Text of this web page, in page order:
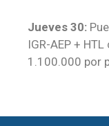
Jueves 30:
IGR-AEP +
1.100.000 por